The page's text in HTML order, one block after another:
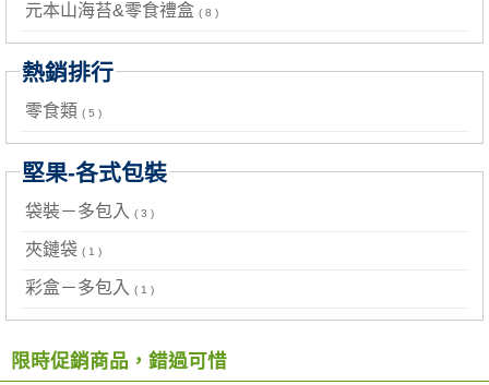
元本山海苔&零食禮盒 ( 8 )
熱銷排行
零食類 ( 5 )
堅果-各式包裝
袋裝－多包入 ( 3 )
夾鏈袋 ( 1 )
彩盒－多包入 ( 1 )
限時促銷商品，錯過可惜